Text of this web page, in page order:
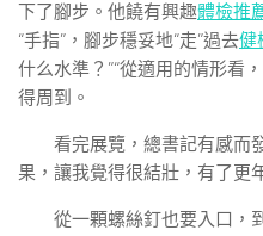
下了腳步。他饒有興趣體檢推
“手指”，腳步穩妥地“走”過去健
什么水準？”“從適用的情形看
得周到。
看完展覽，總書記有感而發
果，讓我覺得很結壯，有了更
從一顆螺絲釘也要入口，到